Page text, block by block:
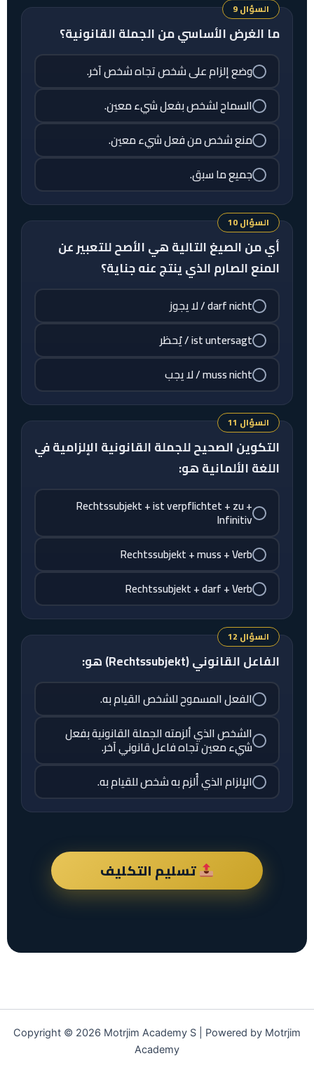
السؤال 9
ما الغرض الأساسي من الجملة القانونية؟
وضع إلزام على شخص تجاه شخص آخر.
السماح لشخص بفعل شيء معين.
منع شخص من فعل شيء معين.
جميع ما سبق.
السؤال 10
أي من الصيغ التالية هي الأصح للتعبير عن
المنع الصارم الذي ينتج عنه جناية؟
darf nicht / لا يجوز
ist untersagt / يُحظر
muss nicht / لا يجب
السؤال 11
التكوين الصحيح للجملة القانونية الإلزامية في
اللغة الألمانية هو:
Rechtssubjekt + ist verpflichtet + zu +
Infinitiv
Rechtssubjekt + muss + Verb
Rechtssubjekt + darf + Verb
السؤال 12
الفاعل القانوني (Rechtssubjekt) هو:
الفعل المسموح للشخص القيام به.
الشخص الذي ألزمته الجملة القانونية بفعل
شيء معين تجاه فاعل قانوني آخر.
الإلزام الذي أُلزم به شخص للقيام به.
تسليم التكليف
Copyright © 2026 Motrjim Academy S | Powered by Motrjim
Academy